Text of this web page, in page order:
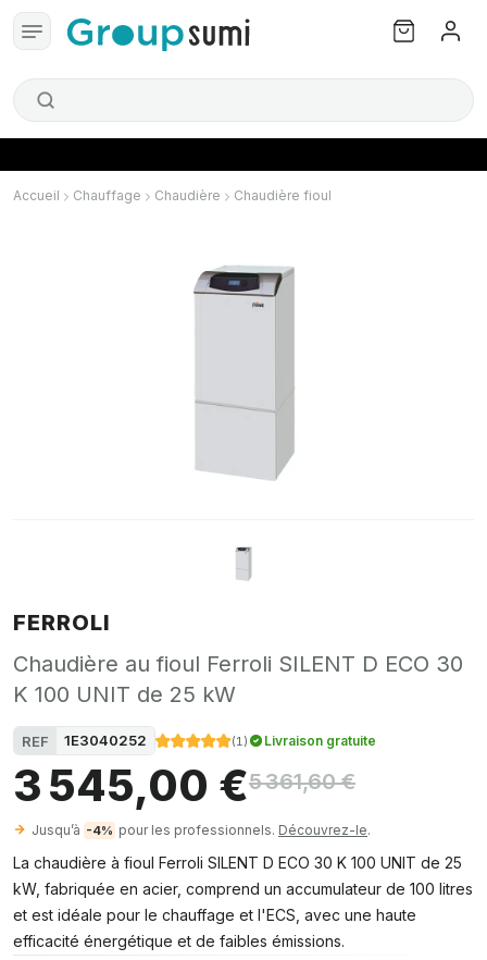
Accueil Chauffage Chaudière Chaudière fioul
FERROLI
Chaudière au fioul Ferroli SILENT D ECO 30
K 100 UNIT de 25 kW
REF 1E3040252 (1 ) Livraison gratuite
3 545,00 €5 361,60 €
Jusqu’à -4% pour les professionnels. Découvrez-le.
La chaudière à fioul Ferroli SILENT D ECO 30 K 100 UNIT de 25
kW, fabriquée en acier, comprend un accumulateur de 100 litres
et est idéale pour le chauffage et l'ECS, avec une haute
efficacité énergétique et de faibles émissions.